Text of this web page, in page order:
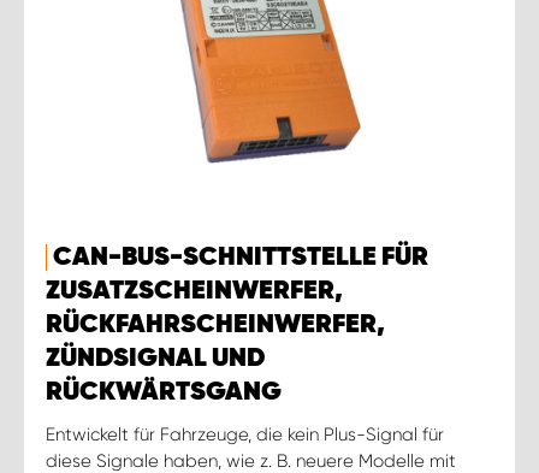
CAN-BUS-SCHNITTSTELLE FÜR
ZUSATZSCHEINWERFER,
RÜCKFAHRSCHEINWERFER,
ZÜNDSIGNAL UND
RÜCKWÄRTSGANG
Entwickelt für Fahrzeuge, die kein Plus-Signal für
diese Signale haben, wie z. B. neuere Modelle mit